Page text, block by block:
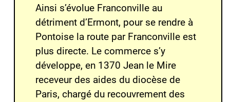
Ainsi s’évolue Franconville au
détriment d’Ermont, pour se rendre à
Pontoise la route par Franconville est
plus directe. Le commerce s’y
développe, en 1370 Jean le Mire
receveur des aides du diocèse de
Paris, chargé du recouvrement des